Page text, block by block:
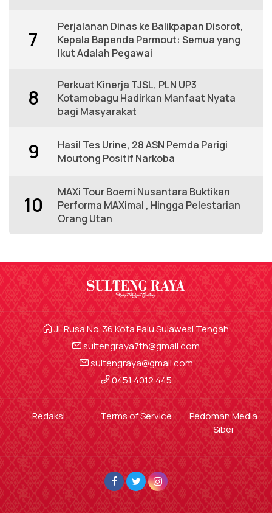
7
Perjalanan Dinas ke Balikpapan Disorot,
Kepala Bapenda Parmout: Semua yang
Ikut Adalah Pegawai
8
Perkuat Kinerja TJSL, PLN UP3
Kotamobagu Hadirkan Manfaat Nyata
bagi Masyarakat
9
Hasil Tes Urine, 28 ASN Pemda Parigi
Moutong Positif Narkoba
10
MAXi Tour Boemi Nusantara Buktikan
Performa MAXimal , Hingga Pelestarian
Orang Utan
Jl. Rusa No. 36 Kota Palu Sulawesi Tengah
sultengraya7th@gmail.com
sultengraya@gmail.com
0451 4012 445
Redaksi Terms of Service
Pedoman Media
Siber